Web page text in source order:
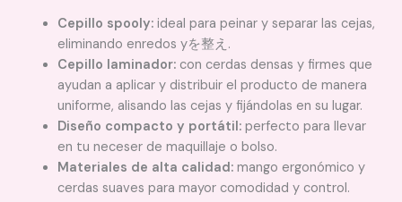
Cepillo spooly:ideal para peinar y separar las cejas,
eliminando enredos yを整え.
Cepillo laminador:con cerdas densas y firmes que
ayudan a aplicar y distribuir el producto de manera
uniforme, alisando las cejas y fijándolas en su lugar.
Diseño compacto y portátil:perfecto para llevar
en tu neceser de maquillaje o bolso.
Materiales de alta calidad:mango ergonómico y
cerdas suaves para mayor comodidad y control.